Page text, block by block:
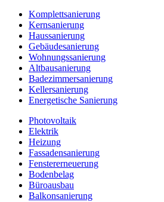
Komplettsanierung
Kernsanierung
Haussanierung
Gebäudesanierung
Wohnungssanierung
Altbausanierung
Badezimmersanierung
Kellersanierung
Energetische Sanierung
Photovoltaik
Elektrik
Heizung
Fassadensanierung
Fenstererneuerung
Bodenbelag
Büroausbau
Balkonsanierung